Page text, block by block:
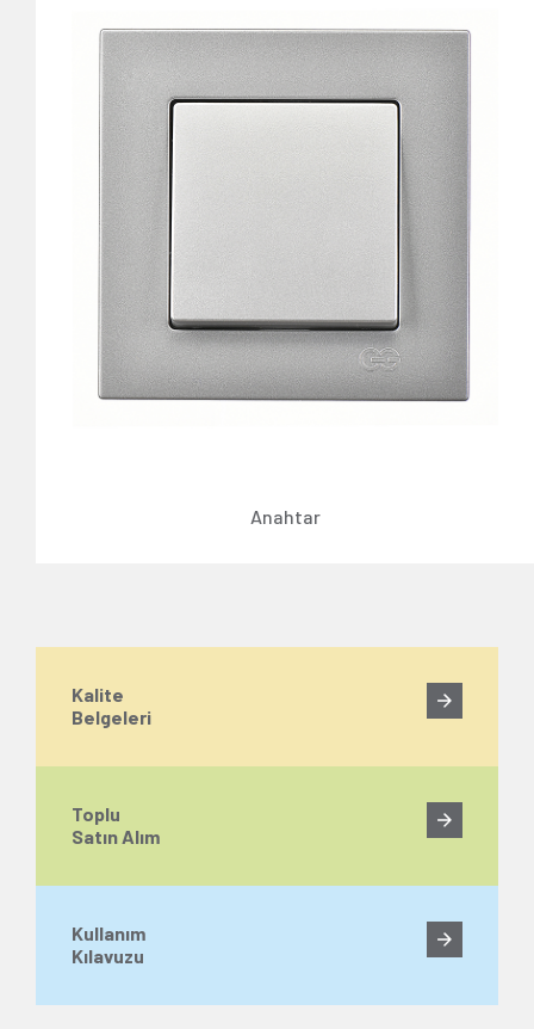
Anahtar
Kalite
Belgeleri
Toplu
Satın Alım
Kullanım
Kılavuzu